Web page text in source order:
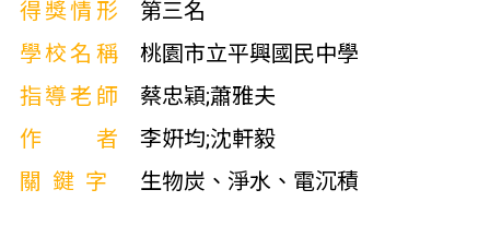
得獎情形
第三名
學校名稱
桃園市立平興國民中學
指導老師
蔡忠穎;蕭雅夫
作者
李姸均;沈軒毅
關鍵字
生物炭、淨水、電沉積